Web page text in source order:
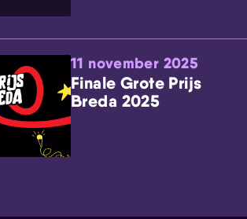
11 november 2025
Finale Grote Prijs
Breda 2025